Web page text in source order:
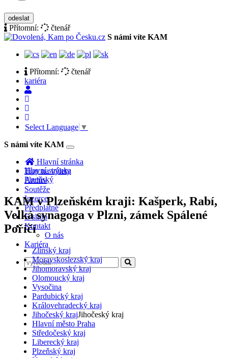
odeslat
Přítomní:
čtenář
S námi víte KAM
Přítomní:
čtenář
kariéra
Select Language ▼
S námi víte KAM
Toggle
navigation
Hlavní stránka
Tipy na výlety
Archiv
Soutěže
Inzerce
Předplatné
E-shop
Kontakt
O nás
Kariéra
Hlavní stránka
Plzeňský
KAM v Plzeňském kraji: Kašperk, Rabí,
Velká synagoga v Plzni, zámek Spálené
Poříčí
Zlínský kraj
Moravskoslezský kraj
Jihomoravský kraj
Olomoucký kraj
Vysočina
Pardubický kraj
Královehradecký kraj
Jihočeský krajJihočeský kraj
Hlavní město Praha
Středočeský kraj
Liberecký kraj
Plzeňský kraj